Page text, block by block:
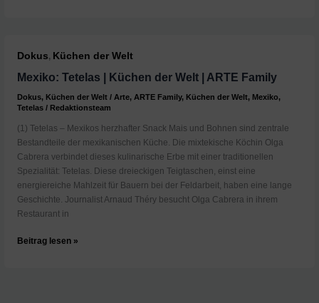
Welt
|
Family
Dokus, Küchen der Welt
Mexiko: Tetelas | Küchen der Welt | ARTE Family
Dokus, Küchen der Welt / Arte, ARTE Family, Küchen der Welt, Mexiko,
Tetelas / Redaktionsteam
(1) Tetelas – Mexikos herzhafter Snack Mais und Bohnen sind zentrale
Bestandteile der mexikanischen Küche. Die mixtekische Köchin Olga
Cabrera verbindet dieses kulinarische Erbe mit einer traditionellen
Spezialität: Tetelas. Diese dreieckigen Teigtaschen, einst eine
energiereiche Mahlzeit für Bauern bei der Feldarbeit, haben eine lange
Geschichte. Journalist Arnaud Théry besucht Olga Cabrera in ihrem
Restaurant in
Mexiko:
Beitrag lesen »